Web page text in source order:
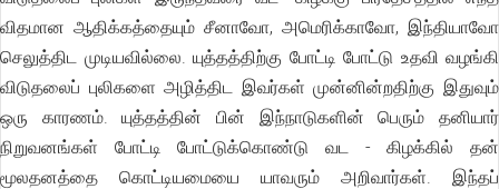
விதமான ஆதிக்கத்தையும் சீனாவோ, அமெரிக்காவோ, இந்தியாவோ
செலுத்திட முடியவில்லை. யுத்தத்திற்கு போட்டி போட்டு உதவி வழங்கி
விடுதலைப் புலிகளை அழித்திட இவர்கள் முன்னின்றதிற்கு இதுவும்
ஒரு காரணம். யுத்தத்தின் பின் இந்நாடுகளின் பெரும் தனியார்
நிறுவனங்கள் போட்டி போட்டுக்கொண்டு வட - கிழக்கில் தன்
மூலதனத்தை கொட்டியமையை யாவரும் அறிவார்கள். இந்தப்